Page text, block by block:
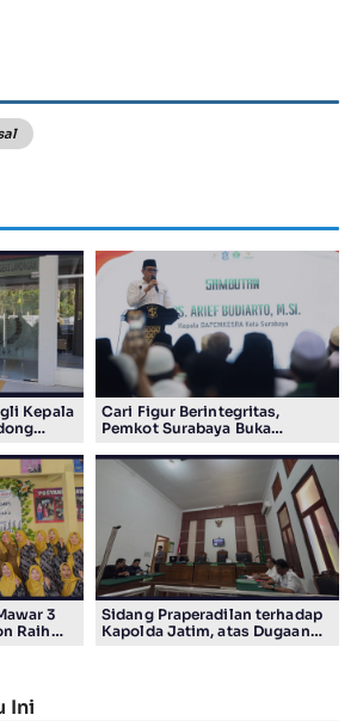
Kepala
Cari Figur Berintegritas,
Pemkot Surabaya Buka
BAZNAS Periode 2026–2031
3
Raih
Sidang Praperadilan terhadap
Kapolda Jatim, atas Dugaan
Ini